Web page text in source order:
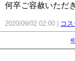
何卒ご容赦いただ
2020/09/02 02:00 コ
«